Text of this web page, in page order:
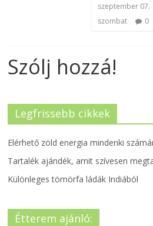
szeptember 07.
szombat
0
Szólj hozzá!
Legfrissebb cikkek
Elérhető zöld energia mindenki
Tartalék ajándék, amit szívesen
Különleges tömörfa ládák Indiából
Étterem ajánló: